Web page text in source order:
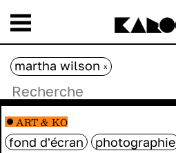
fond d'écran photographie
ART & KO
martha wilson x